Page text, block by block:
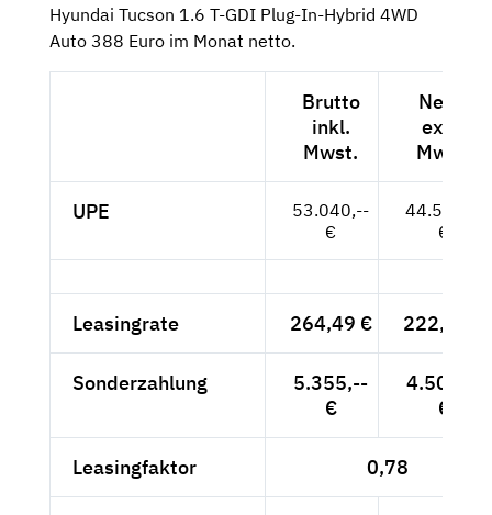
Hyundai Tucson 1.6 T-GDI Plug-In-Hybrid 4WD
Auto 388 Euro im Monat netto.
Brutto
inkl.
Mwst.
Netto
exkl.
Mwst.
UPE
53.040,--
€
44.571,--
€
Leasingrate 264,49 € 222,26 €
Sonderzahlung
5.355,--
€
4.500,--
€
Leasingfaktor 0,78